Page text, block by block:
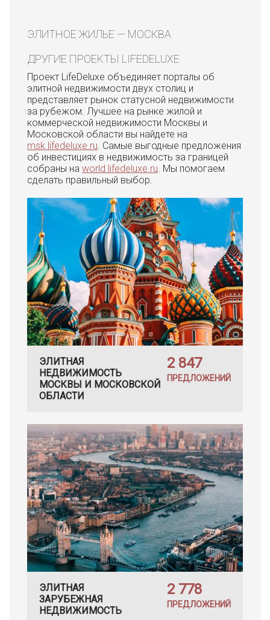
ЭЛИТНОЕ ЖИЛЬЕ — МОСКВА
ДРУГИЕ ПРОЕКТЫ LIFEDELUXE
Проект LifeDeluxe объединяет порталы об
элитной недвижимости двух столиц и
представляет рынок статусной недвижимости
за рубежом. Лучшее на рынке жилой и
коммерческой недвижимости Москвы и
Московской области вы найдете на
msk.lifedeluxe.ru. Самые выгодные предложения
об инвестициях в недвижимость за границей
собраны на world.lifedeluxe.ru. Мы помогаем
сделать правильный выбор.
ЭЛИТНАЯ
НЕДВИЖИМОСТЬ
МОСКВЫ И МОСКОВСКОЙ
ОБЛАСТИ
2 847
ПРЕДЛОЖЕНИЙ
ЭЛИТНАЯ
ЗАРУБЕЖНАЯ
НЕДВИЖИМОСТЬ
2 778
ПРЕДЛОЖЕНИЙ